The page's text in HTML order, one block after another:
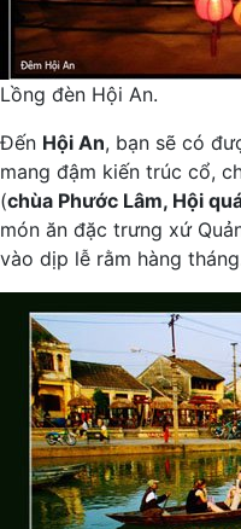
Lồng đèn Hội An.
Đến Hội An, bạn sẽ có
mang đậm kiến trúc cổ,
(chùa Phước Lâm, Hội
món ăn đặc trưng xứ
vào dịp lễ rằm hàng